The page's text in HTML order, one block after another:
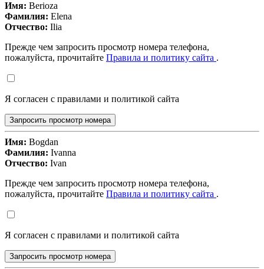
Имя: Berioza
Фамилия: Elena
Отчество: Ilia
Прежде чем запросить просмотр номера телефона,
пожалуйста, прочитайте Правила и политику сайта .
Я согласен с правилами и политикой сайта
Запросить просмотр номера
Имя: Bogdan
Фамилия: Ivanna
Отчество: Ivan
Прежде чем запросить просмотр номера телефона,
пожалуйста, прочитайте Правила и политику сайта .
Я согласен с правилами и политикой сайта
Запросить просмотр номера